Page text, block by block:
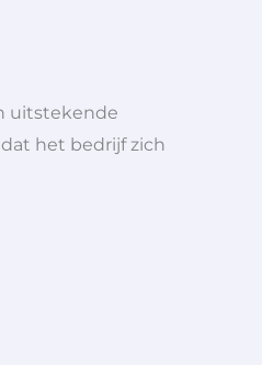
uitstekende
het bedrijf zich